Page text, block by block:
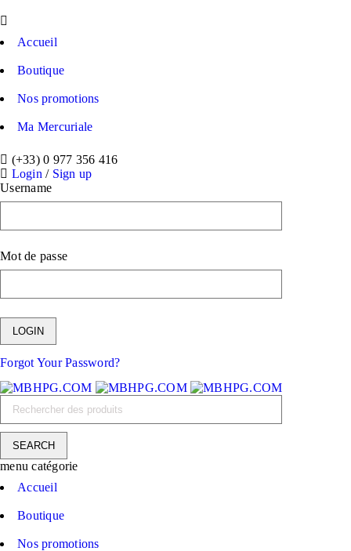
Accueil
Boutique
Nos promotions
Ma Mercuriale
(+33) 0 977 356 416
Login / Sign up
Username
Mot de passe
Forgot Your Password?
menu catégorie
Accueil
Boutique
Nos promotions